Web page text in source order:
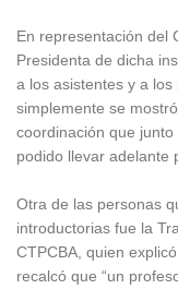
En representación del
Presidenta de dicha
a los asistentes y a
simplemente se
coordinación que
podido llevar adelante
Otra de las personas
introductorias fue la
CTPCBA, quien
recalcó que “un